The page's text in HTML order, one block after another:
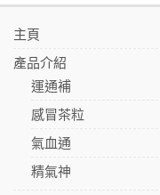
主頁
產品介紹
運通補
感冒茶粒
氣血通
精氣神